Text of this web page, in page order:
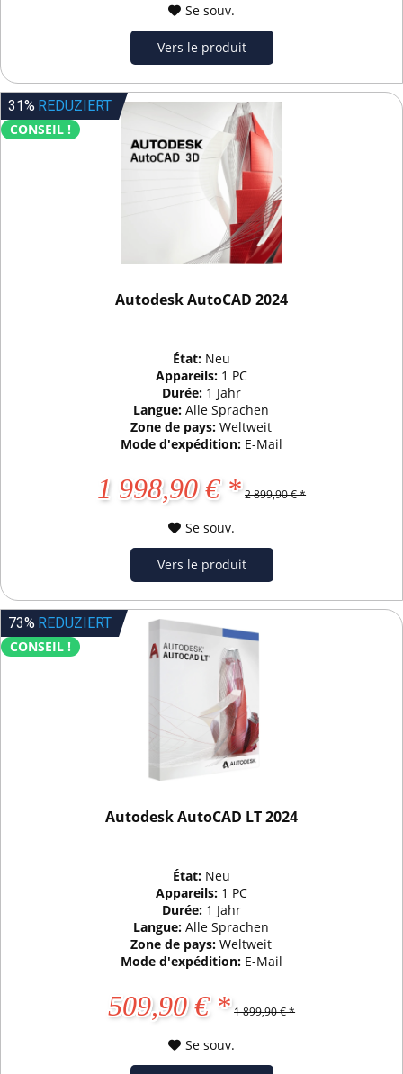
Se souv.
Vers le produit
31% REDUZIERT
CONSEIL !
Autodesk AutoCAD 2024
État: Neu
Appareils: 1 PC
Durée: 1 Jahr
Langue:Alle Sprachen
Zone de pays:Weltweit
Mode d'expédition: E-Mail
1 998,90 € * 2 899,90 € *
Se souv.
Vers le produit
73% REDUZIERT
CONSEIL !
Autodesk AutoCAD LT 2024
État: Neu
Appareils: 1 PC
Durée: 1 Jahr
Langue:Alle Sprachen
Zone de pays:Weltweit
Mode d'expédition: E-Mail
509,90 € * 1 899,90 € *
Se souv.